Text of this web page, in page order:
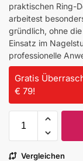
praktischen Ring-
arbeitest
gründlich, ohne
Einsatz im
professionelle
Gratis
€ 79!
Vergleichen